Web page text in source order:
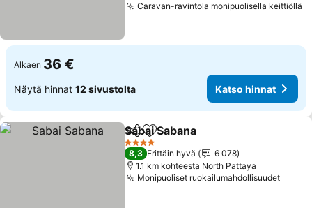
Caravan-ravintola monipuolisella keittiöllä
Alkaen 36 €
Näytä hinnat 12 sivustolta Katso hinnat
Jaa Lisää suosikkeihin
Sabai Sabana
4 Tähtiluokitus
8,3 Erittäin hyvä
6 078
1.1 km kohteesta North Pattaya
Monipuoliset ruokailumahdollisuudet